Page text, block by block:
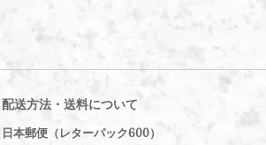
配送方法・送料について
日本郵便（レターパック600）